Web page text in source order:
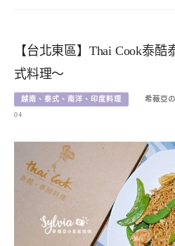
【台北東區】Thai Cook泰
式料理～
越南、泰式、南洋、印度料理 希薇亞
04